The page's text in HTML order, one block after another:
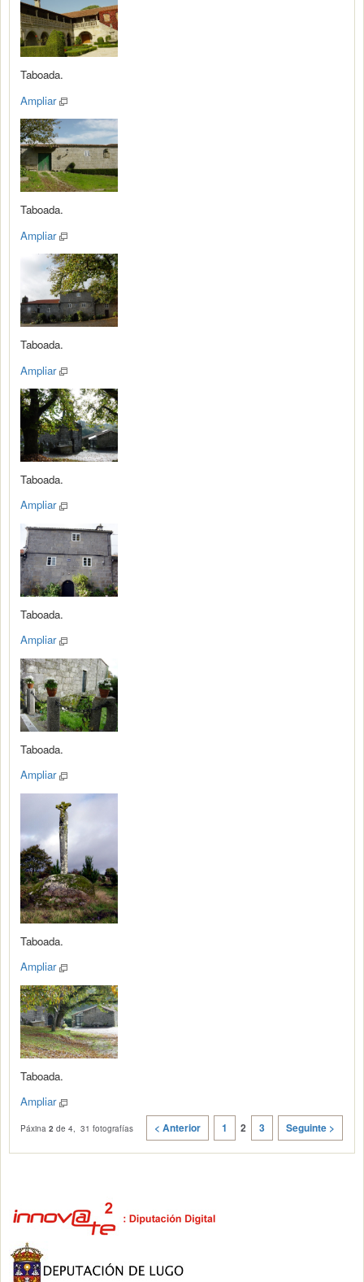
Taboada.
Ampliar
Taboada.
Ampliar
Taboada.
Ampliar
Taboada.
Ampliar
Taboada.
Ampliar
Taboada.
Ampliar
Taboada.
Ampliar
Taboada.
Ampliar
Páxina2 de 4, 31 fotografías < Anterior 1 2 3 Seguinte >